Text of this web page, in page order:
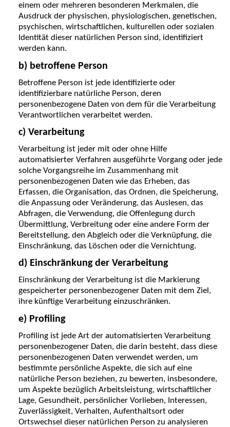
einem oder mehreren besonderen Merkmalen, die
Ausdruck der physischen, physiologischen, genetischen,
psychischen, wirtschaftlichen, kulturellen oder sozialen
Identität dieser natürlichen Person sind, identifiziert
werden kann.
b) betroffene Person
Betroffene Person ist jede identifizierte oder
identifizierbare natürliche Person, deren
personenbezogene Daten von dem für die Verarbeitung
Verantwortlichen verarbeitet werden.
c) Verarbeitung
Verarbeitung ist jeder mit oder ohne Hilfe
automatisierter Verfahren ausgeführte Vorgang oder jede
solche Vorgangsreihe im Zusammenhang mit
personenbezogenen Daten wie das Erheben, das
Erfassen, die Organisation, das Ordnen, die Speicherung,
die Anpassung oder Veränderung, das Auslesen, das
Abfragen, die Verwendung, die Offenlegung durch
Übermittlung, Verbreitung oder eine andere Form der
Bereitstellung, den Abgleich oder die Verknüpfung, die
Einschränkung, das Löschen oder die Vernichtung.
d) Einschränkung der Verarbeitung
Einschränkung der Verarbeitung ist die Markierung
gespeicherter personenbezogener Daten mit dem Ziel,
ihre künftige Verarbeitung einzuschränken.
e) Profiling
Profiling ist jede Art der automatisierten Verarbeitung
personenbezogener Daten, die darin besteht, dass diese
personenbezogenen Daten verwendet werden, um
bestimmte persönliche Aspekte, die sich auf eine
natürliche Person beziehen, zu bewerten, insbesondere,
um Aspekte bezüglich Arbeitsleistung, wirtschaftlicher
Lage, Gesundheit, persönlicher Vorlieben, Interessen,
Zuverlässigkeit, Verhalten, Aufenthaltsort oder
Ortswechsel dieser natürlichen Person zu analysieren